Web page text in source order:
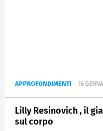
APPROFONDIMENTI 16
Lilly Resinovich , il
sul corpo